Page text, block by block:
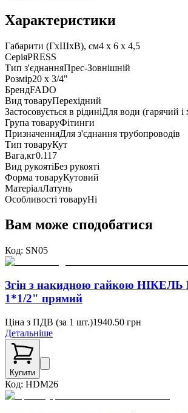
Характеристики
Габарити (ГxШxВ), см4 x 6 x 4,5
СеріяPRESS
Тип з'єднанняПрес-Зовнішній
Розмір20 x 3/4"
БрендFADO
Вид товаруПерехідний
Застосовується в рідиніДля води (гарячий і
Група товаруФітинги
ПризначенняДля з'єднання трубопроводів
Тип товаруКут
Вага,кг0.117
Вид рукоятіБез рукояті
Форма товаруКутовий
МатеріалЛатунь
Особливості товаруНі
Вам може сподобатися
Код: SN05
Згін з накидною гайкою НІКЕЛЬ
1*1/2" прямий
Ціна з ПДВ (за 1 шт.)1940.50 грн
Детальніше
Купити
Код: HDM26